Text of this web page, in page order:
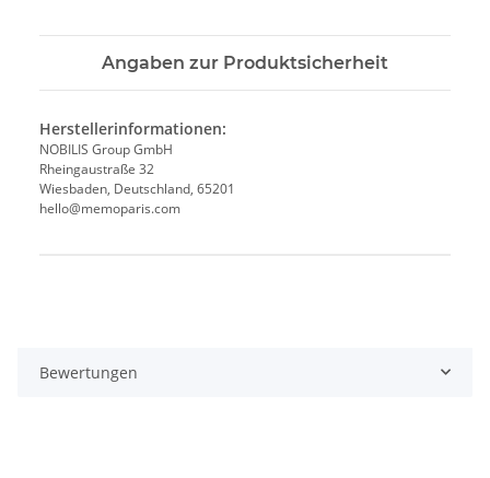
Angaben zur Produktsicherheit
Herstellerinformationen:
NOBILIS Group GmbH
Rheingaustraße 32
Wiesbaden, Deutschland, 65201
hello@memoparis.com
Bewertungen